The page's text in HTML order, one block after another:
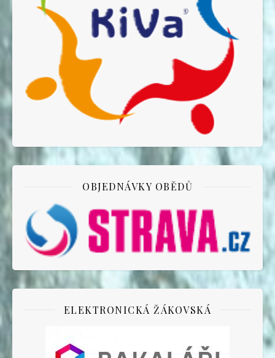
OBJEDNÁVKY OBĚDŮ
ELEKTRONICKÁ ŽÁKOVSKÁ